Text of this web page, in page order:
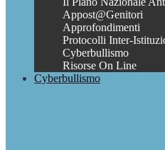
Appost@Genitori
Approfondimenti
Protocolli Inter-
Cyberbullismo
Risorse On Line
Cyberbullismo